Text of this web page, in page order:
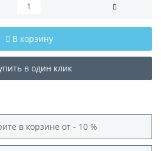
В корзину
в один клик
в корзине от - 10 %